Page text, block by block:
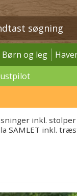
Børn og leg
inkl.
SAMLET inkl.